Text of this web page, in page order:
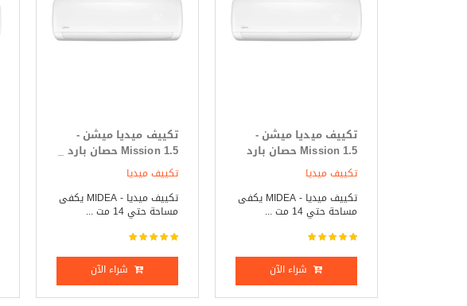
تكييف ميديا ميشن -
Mission 1.5 حصان بارد
فقط
تكييف ميديا
تكييف ميديا - MIDEA يكفى
مساحة حتي 14 مت ...
شراء الآن
تكييف ميديا ميشن -
Mission 1.5 حصان بارد _
ساخن
تكييف ميديا
تكييف ميديا - MIDEA يكفى
مساحة حتي 14 مت ...
شراء الآن